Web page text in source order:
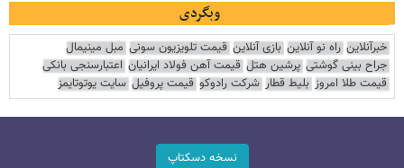
وبگردی
خبرآنلاین راه نو آنلاین بازی آنلاین قیمت تلویزیون سونی مبل مینیمال
جراح بینی گوشتی پرشین هتل قیمت آهن فولاد ایرانیان اعتبارسنجی بانکی
قیمت طلا امروز بلیط قطار شرکت رادوکو قیمت پروفیل سایت یوتوتایمز
نسخه دسکتاپ